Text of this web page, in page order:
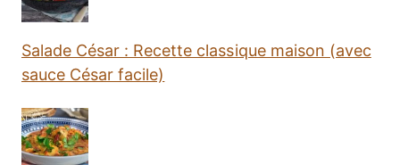
Salade César : Recette classique maison (avec
sauce César facile)